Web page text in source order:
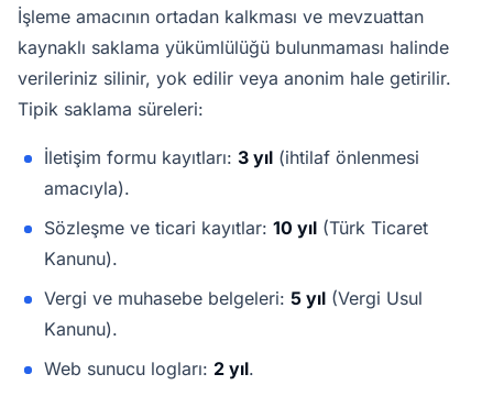
İşleme amacının ortadan kalkması ve mevzuattan
kaynaklı saklama yükümlülüğü bulunmaması halinde
verileriniz silinir, yok edilir veya anonim hale getirilir.
Tipik saklama süreleri:
İletişim formu kayıtları: 3 yıl (ihtilaf önlenmesi
amacıyla).
Sözleşme ve ticari kayıtlar: 10 yıl (Türk Ticaret
Kanunu).
Vergi ve muhasebe belgeleri: 5 yıl (Vergi Usul
Kanunu).
Web sunucu logları: 2 yıl.